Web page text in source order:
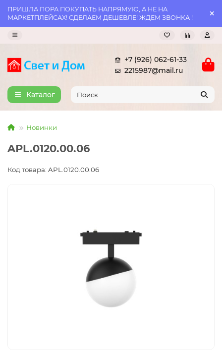
ПРИШЛА ПОРА ПОКУПАТЬ НАПРЯМУЮ, А НЕ НА
МАРКЕТПЛЕЙСАХ! СДЕЛАЕМ ДЕШЕВЛЕ! ЖДЕМ ЗВОНКА !
+7 (926) 062-61-33
2215987@mail.ru
Каталог
Новинки
APL.0120.00.06
Код товара: APL.0120.00.06